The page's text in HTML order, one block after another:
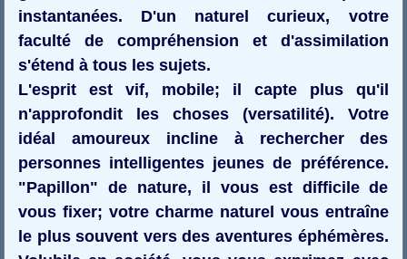
instantanées. D'un naturel curieux, votre
faculté de compréhension et d'assimilation
s'étend à tous les sujets.
L'esprit est vif, mobile; il capte plus qu'il
n'approfondit les choses (versatilité). Votre
idéal amoureux incline à rechercher des
personnes intelligentes jeunes de préférence.
"Papillon" de nature, il vous est difficile de
vous fixer; votre charme naturel vous entraîne
le plus souvent vers des aventures éphémères.